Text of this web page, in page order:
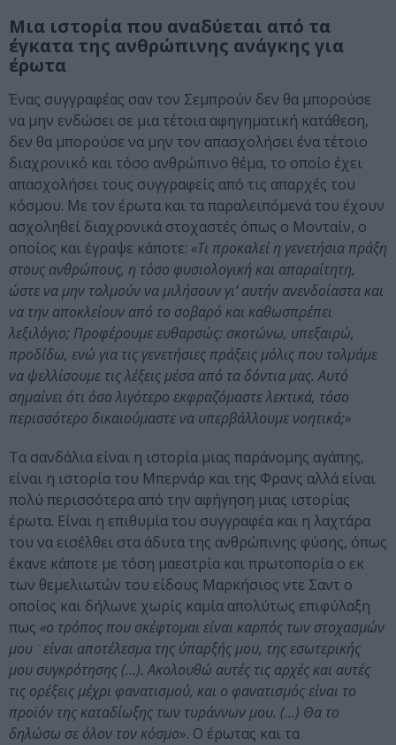
Μια ιστορία που αναδύεται από τα
έγκατα της ανθρώπινης ανάγκης για
έρωτα
Ένας συγγραφέας σαν τον Σεμπρούν δεν θα μπορούσε
να μην ενδώσει σε μια τέτοια αφηγηματική κατάθεση,
δεν θα μπορούσε να μην τον απασχολήσει ένα τέτοιο
διαχρονικό και τόσο ανθρώπινο θέμα, το οποίο έχει
απασχολήσει τους συγγραφείς από τις απαρχές του
κόσμου. Με τον έρωτα και τα παραλειπόμενά του έχουν
ασχοληθεί διαχρονικά στοχαστές όπως ο Μονταίν, ο
οποίος και έγραψε κάποτε: «Τι προκαλεί η γενετήσια πράξη
στους ανθρώπους, η τόσο φυσιολογική και απαραίτητη,
ώστε να μην τολμούν να μιλήσουν γι’ αυτήν ανενδοίαστα και
να την αποκλείουν από το σοβαρό και καθωσπρέπει
λεξιλόγιο; Προφέρουμε ευθαρσώς: σκοτώνω, υπεξαιρώ,
προδίδω, ενώ για τις γενετήσιες πράξεις μόλις που τολμάμε
να ψελλίσουμε τις λέξεις μέσα από τα δόντια μας. Αυτό
σημαίνει ότι όσο λιγότερο εκφραζόμαστε λεκτικά, τόσο
περισσότερο δικαιούμαστε να υπερβάλλουμε νοητικά;»
Τα σανδάλια είναι η ιστορία μιας παράνομης αγάπης,
είναι η ιστορία του Μπερνάρ και της Φρανς αλλά είναι
πολύ περισσότερα από την αφήγηση μιας ιστορίας
έρωτα. Είναι η επιθυμία του συγγραφέα και η λαχτάρα
του να εισέλθει στα άδυτα της ανθρώπινης φύσης, όπως
έκανε κάποτε με τόση μαεστρία και πρωτοπορία ο εκ
των θεμελιωτών του είδους Μαρκήσιος ντε Σαντ ο
οποίος και δήλωνε χωρίς καμία απολύτως επιφύλαξη
πως «ο τρόπος που σκέφτομαι είναι καρπός των στοχασμών
μου ͘ είναι αποτέλεσμα της ύπαρξής μου, της εσωτερικής
μου συγκρότησης (…). Ακολουθώ αυτές τις αρχές και αυτές
τις ορέξεις μέχρι φανατισμού, και ο φανατισμός είναι το
προϊόν της καταδίωξης των τυράννων μου. (…) Θα το
δηλώσω σε όλον τον κόσμο». Ο έρωτας και τα